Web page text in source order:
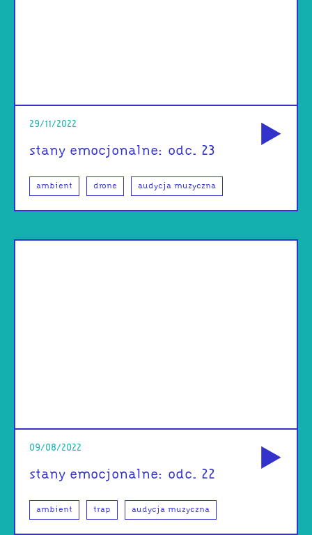
29/11/2022
stany emocjonalne: odc. 23
ambient drone audycja muzyczna
09/08/2022
stany emocjonalne: odc. 22
ambient trap audycja muzyczna